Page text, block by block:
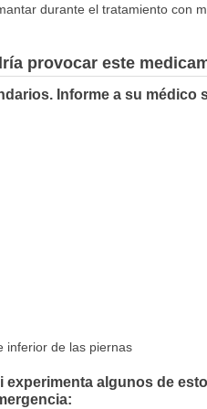
durante el tratamiento con
provocar este
Informe a su
inferior de las piernas
algunos de